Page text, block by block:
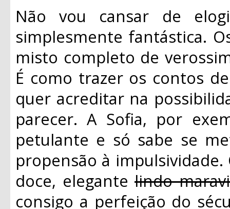
Não vou cansar de
simplesmente fantástica.
misto completo de
É como trazer os contos
quer acreditar na
parecer. A Sofia, por
petulante e só sabe se
propensão à
doce, elegante lindo
consigo a perfeição do